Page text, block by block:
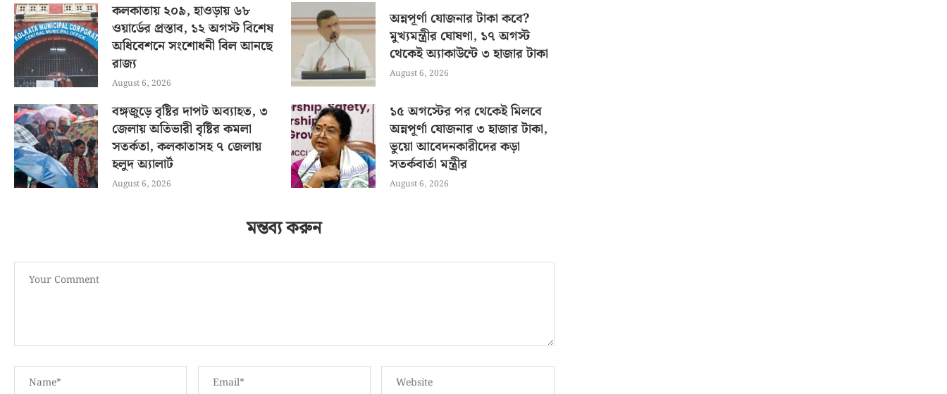
কলকাতায় ২০৯, হাওড়ায় ৬৮
ওয়ার্ডের প্রস্তাব, ১২ অগস্ট বিশেষ
অধিবেশনে সংশোধনী বিল আনছে
রাজ্য
August 6, 2026
অন্নপূর্ণা যোজনার টাকা কবে?
মুখ্যমন্ত্রীর ঘোষণা, ১৭ অগস্ট
থেকেই অ্যাকাউন্টে ৩ হাজার টাকা
August 6, 2026
বঙ্গজুড়ে বৃষ্টির দাপট অব্যাহত, ৩
জেলায় অতিভারী বৃষ্টির কমলা
সতর্কতা, কলকাতাসহ ৭ জেলায়
হলুদ অ্যালার্ট
August 6, 2026
১৫ অগস্টের পর থেকেই মিলবে
অন্নপূর্ণা যোজনার ৩ হাজার টাকা,
ভুয়ো আবেদনকারীদের কড়া
সতর্কবার্তা মন্ত্রীর
August 6, 2026
মন্তব্য করুন